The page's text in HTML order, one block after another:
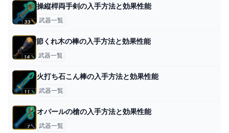
操縦桿両手剣の入手方法と効果性能
武器一覧
節くれ木の棒の入手方法と効果性能
武器一覧
火打ち石こん棒の入手方法と効果性能
武器一覧
オパールの槍の入手方法と効果性能
武器一覧